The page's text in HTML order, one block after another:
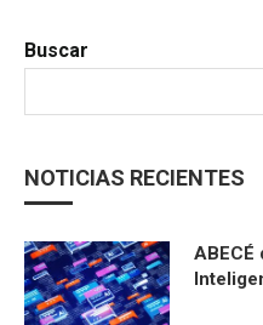
Buscar
NOTICIAS RECIENTES
ABECÉ